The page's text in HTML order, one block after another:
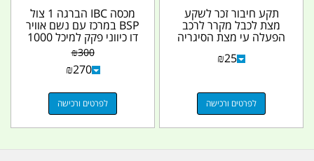
תקע חיבור זכר לשקע
מצת לכבל מקרר לרכב
הפעלה עי מצת הסיגריה
₪25
לפרטים ורכישה
מכסה IBC הברגה 1 צול
BSP במרכז עם נשם אוויר
דו כיווני פקק למיכל 1000
ליטר קמפינג...
₪300
₪270
לפרטים ורכישה